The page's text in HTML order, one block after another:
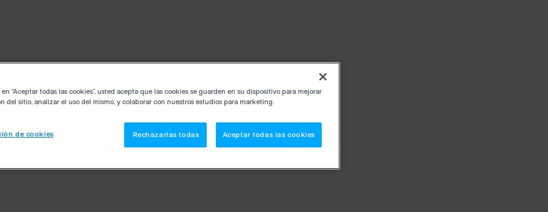
“Aceptar todas las cookies”, usted acepta que las cookies se guarden en su dispositivo para mejorar
del sitio, analizar el uso del mismo, y colaborar con nuestros estudios para marketing.
de cookies Rechazarlas todas Aceptar todas las cookies